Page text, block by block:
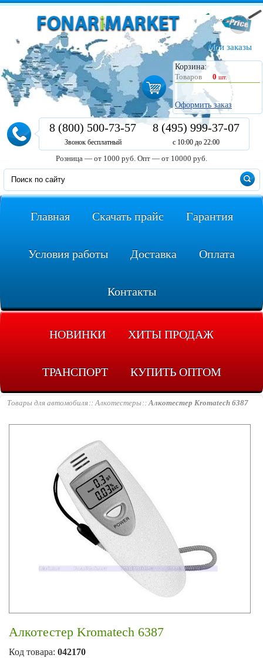
Мои заказы
Корзина:
Товаров
0 шт.
Оформить заказ
8 (800) 500-73-57
Звонок бесплатный
8 (495) 999-37-07
с 10:00 до 22:00
Розница — от 1000 руб. Опт — от 10000 руб.
Главная Скачать прайс Гарантия
Условия работы Доставка Оплата
Контакты
НОВИНКИ ХИТЫ ПРОДАЖ
ТРАНСПОРТ КУПИТЬ ОПТОМ
Товары для автомобиля Алкотестеры Алкотестер Kromatech 6387
Алкотестер Kromatech 6387
Код товара: 042170